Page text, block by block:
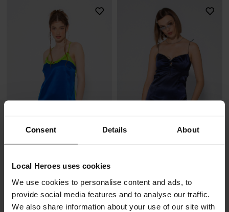
Consent Details About
Local Heroes uses cookies
We use cookies to personalise content and ads, to
provide social media features and to analyse our traffic.
We also share information about your use of our site with
50,00 zł
Najniższa cena z 30 dni przed obniżką
Najniższa cena z 30 dni przed obniżką
47,80 zł